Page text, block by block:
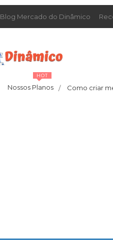
Blog Mercado do Dinâmico
Nossos Planos /
HOT
Como criar